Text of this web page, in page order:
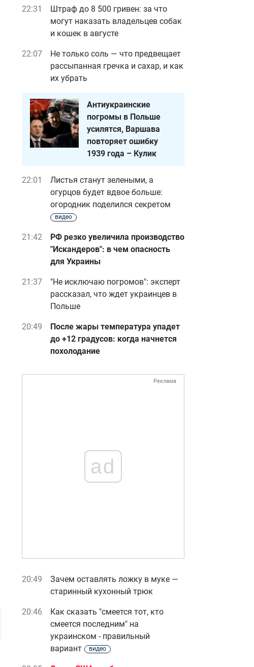
22:31
Штраф до 8 500 гривен: за что
могут наказать владельцев собак
и кошек в августе
22:07
Не только соль — что предвещает
рассыпанная гречка и сахар, и как
их убрать
Антиукраинские
погромы в Польше
усилятся, Варшава
повторяет ошибку
1939 года – Кулик
22:01
Листья станут зелеными, а
огурцов будет вдвое больше:
огородник поделился секретом
видео
21:42
РФ резко увеличила производство
"Искандеров": в чем опасность
для Украины
21:37
"Не исключаю погромов": эксперт
рассказал, что ждет украинцев в
Польше
20:49
После жары температура упадет
до +12 градусов: когда начнется
похолодание
Реклама
ad
20:49
Зачем оставлять ложку в муке —
старинный кухонный трюк
20:46
Как сказать "смеется тот, кто
смеется последним" на
украинском - правильный
вариант
видео